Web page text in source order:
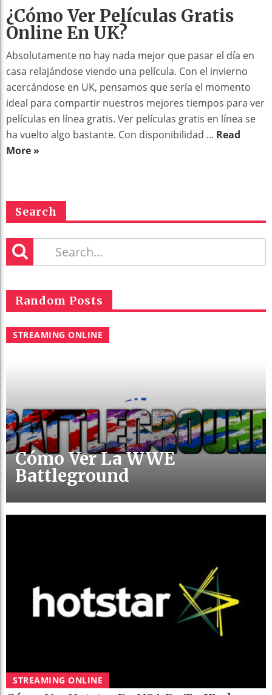
¿Cómo Ver Películas Gratis
Online En UK?
Absolutamente no hay nada mejor que pasar el día en
casa relajándose viendo una película. Con el invierno
acercándose en UK, pensamos que sería el momento
ideal para compartir nuestros mejores tiempos para ver
películas en línea gratis. Ver películas gratis en línea se
ha vuelto algo bastante. Con disponibilidad ... Read
More »
Search
Random Posts
STREAMING ONLINE
Cómo Ver La WWE
Battleground
STREAMING ONLINE